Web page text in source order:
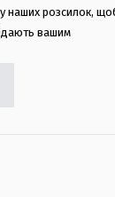
наших розсилок,
вашим